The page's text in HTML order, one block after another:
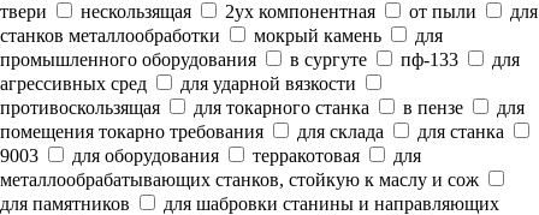
твери
нескользящая 2ух компонентная от пыли
для
станков металлообработки
мокрый камень
для
промышленного оборудования
в сургуте пф-133
для
агрессивных сред
для ударной вязкости
противоскользящая
для токарного станка в пензе
для
помещения токарно требования
для склада
для станка
9003
для оборудования терракотовая
для
металлообрабатывающих станков, стойкую к маслу и сож
для памятников
для шабровки станины и направляющих